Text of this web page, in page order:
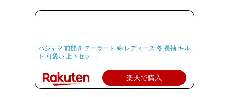
パジャマ 前開き テーラード 綿 レディース 冬 長袖 キル
ト 可愛い 上下セッ…
楽天で購入